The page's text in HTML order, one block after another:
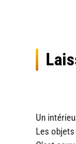
Un
Les